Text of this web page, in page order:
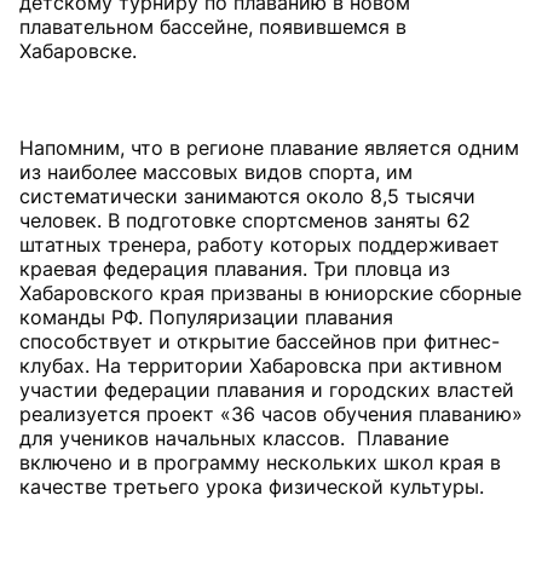
плавательном бассейне, появившемся в
Хабаровске.
Напомним, что в регионе плавание является одним
из наиболее массовых видов спорта, им
систематически занимаются около 8,5 тысячи
человек. В подготовке спортсменов заняты 62
штатных тренера, работу которых поддерживает
краевая федерация плавания. Три пловца из
Хабаровского края призваны в юниорские сборные
команды РФ. Популяризации плавания
способствует и открытие бассейнов при фитнес-
клубах. На территории Хабаровска при активном
участии федерации плавания и городских властей
реализуется проект «36 часов обучения плаванию»
для учеников начальных классов. Плавание
включено и в программу нескольких школ края в
качестве третьего урока физической культуры.